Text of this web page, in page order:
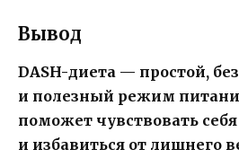
Вывод
DASH-диета — простой,
и полезный режим
поможет чувствовать
и избавиться от лишнего